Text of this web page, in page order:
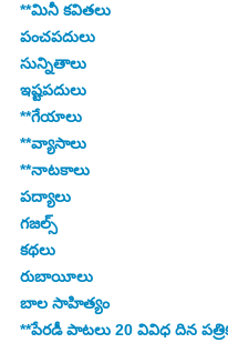
**మినీ కవితలు
పంచపదులు
సున్నితాలు
ఇష్టపదులు
**గేయాలు
**వ్యాసాలు
**నాటకాలు
పద్యాలు
గజల్స్
కథలు
రుబాయీలు
బాల సాహిత్యం
**పేరడీ పాటలు 20 వివిధ దిన